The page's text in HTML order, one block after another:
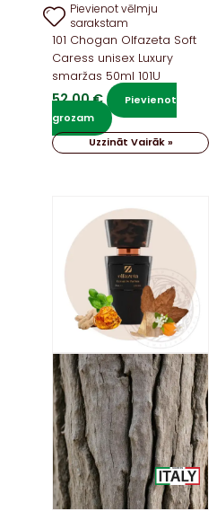
Pievienot vēlmju
sarakstam
101 Chogan Olfazeta Soft
Caress unisex Luxury
smaržas 50ml 101U
52,00€
Pievienot
grozam
Uzzināt Vairāk »